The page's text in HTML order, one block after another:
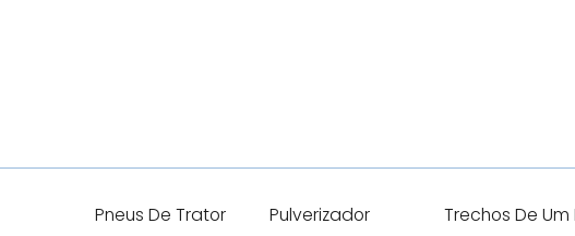
Pneus De Trator Pulverizador Trechos De Um